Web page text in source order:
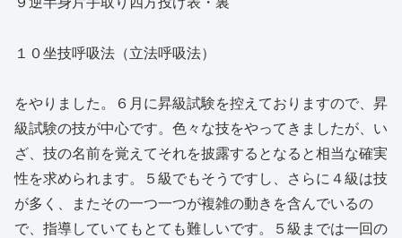
１０坐技呼吸法（立法呼吸法）
をやりました。６月に昇級試験を控えておりますので、昇
級試験の技が中心です。色々な技をやってきましたが、い
ざ、技の名前を覚えてそれを披露するとなると相当な確実
性を求められます。５級でもそうですし、さらに４級は技
が多く、またその一つ一つが複雑の動きを含んでいるの
で、指導していてもとても難しいです。５級までは一回の